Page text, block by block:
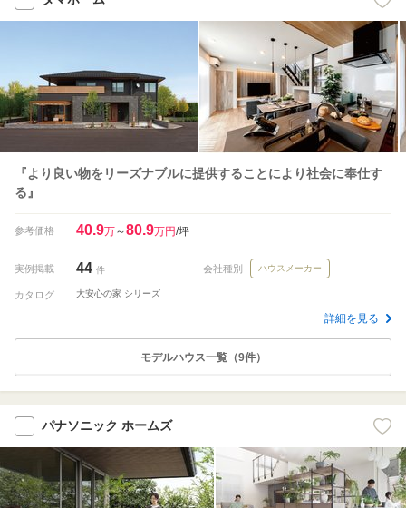
『より良い物をリーズナブルに提供することにより社会に奉仕す
る』
参考価格 40.9万～80.9万円/坪
実例掲載 44 件 会社種別 ハウスメーカー
カタログ 大安心の家 シリーズ
詳細を見る
モデルハウス一覧（9件）
パナソニック ホームズ